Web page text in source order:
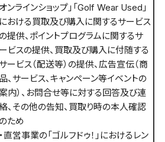
オンラインショップ」「Golf Wear Used」
における買取及び購入に関するサービス
の提供、ポイントプログラムに関するサ
ービスの提供、買取及び購入に付随する
サービス（配送等）の提供、広告宣伝（商
品、サービス、キャンペーン等イベントの
内）、お問合せ等に対する回答及び連
、その他の告知、買取り時の本人確認
のため
・直営事業の「ゴルフドゥ！」におけるレン